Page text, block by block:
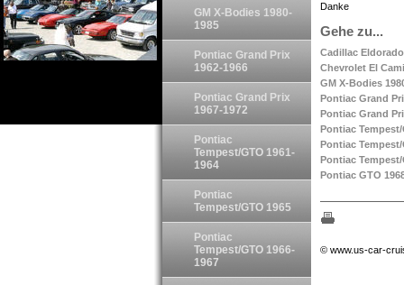
GM X-Bodies 1980-
1985
Pontiac Grand Prix
1962-1966
Pontiac Grand Prix
1967-1972
Pontiac
Tempest/GTO 1961-
1964
Pontiac
Tempest/GTO 1965
Pontiac
Tempest/GTO 1966-
1967
Danke
Gehe zu...
Cadillac Eldorado
Chevrolet El
GM X-Bodies
Pontiac Grand
Pontiac Grand
Pontiac Tempest/
Pontiac Tempest/
Pontiac Tempest/
Pontiac GTO
© www.us-car-